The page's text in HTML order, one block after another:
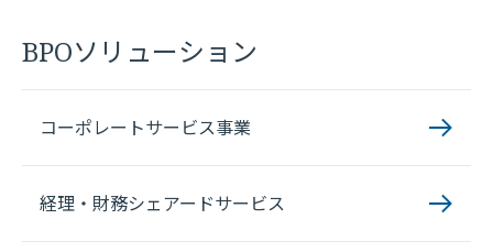
BPOソリューション
コーポレートサービス事業
経理・財務シェアードサービス